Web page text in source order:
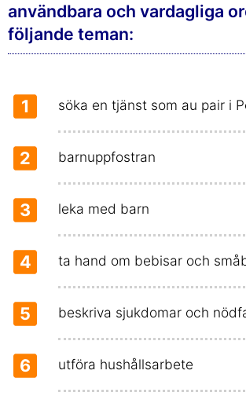
användbara och vardagliga
följande teman:
1 söka en tjänst som au pair i
2 barnuppfostran
3 leka med barn
4 ta hand om bebisar och
5 beskriva sjukdomar och
6 utföra hushållsarbete